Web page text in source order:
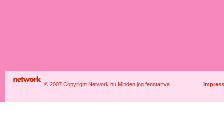
© 2007 Copyright Network.hu Minden jog fenntartva.